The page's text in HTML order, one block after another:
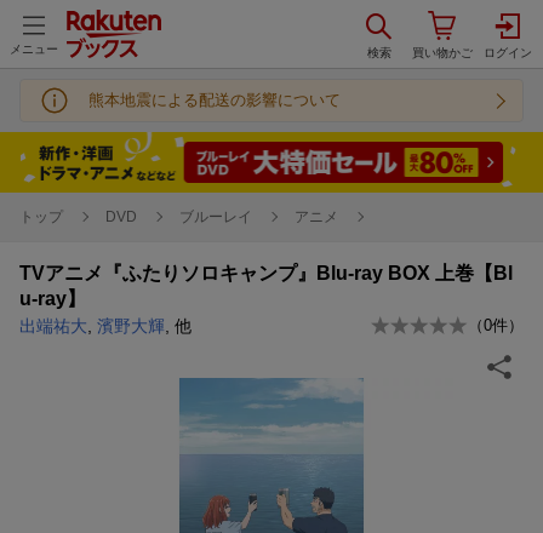
メニュー
熊本地震による配送の影響について
トップ DVD ブルーレイ アニメ
TVアニメ『ふたりソロキャンプ』Blu-ray BOX 上巻【Bl
u-ray】
出端祐大 濱野大輝 , 他 （0件）